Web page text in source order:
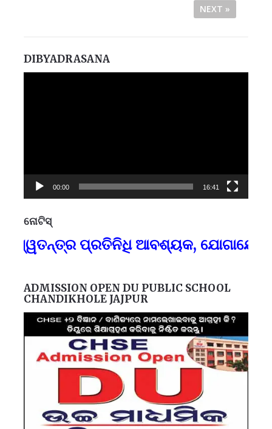
NEXT »
DIBYADRASANA
00:00 16:41
ନୋଟିସ୍
ପ୍ରତିନିଧି ଆବଶ୍ୟକ, ଯୋଗାଯୋଗ-
ADMISSION OPEN DU PUBLIC SCHOOL
CHANDIKHOLE JAJPUR